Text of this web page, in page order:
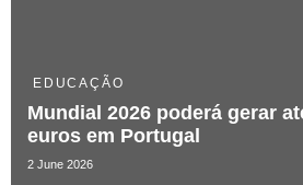
EDUCAÇÃO
Mundial 2026 poderá gerar
euros em Portugal
2 June 2026